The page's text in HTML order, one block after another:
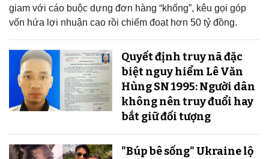
giam với cáo buộc dựng đơn hàng “khống”, kêu gọi góp
vốn hứa lợi nhuận cao rồi chiếm đoạt hơn 50 tỷ đồng.
Quyết định truy nã đặc
biệt nguy hiểm Lê Văn
Hùng SN 1995: Người dân
không nên truy đuổi hay
bắt giữ đối tượng
"Búp bê sống" Ukraine lộ